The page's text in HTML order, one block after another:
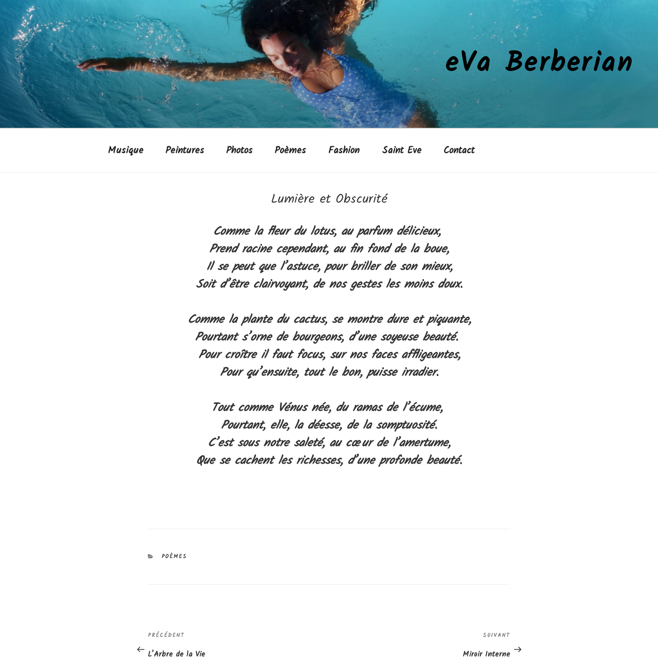
au
contenu
principal
eVa Berberian
Musique Peintures Photos Poèmes Fashion Saint Eve Contact
Lumière et Obscurité
Comme la fleur du lotus, au parfum délicieux,
Prend racine cependant, au fin fond de la boue,
Il se peut que l’astuce, pour briller de son mieux,
Soit d’être clairvoyant, de nos gestes les moins doux.
Comme la plante du cactus, se montre dure et piquante,
Pourtant s’orne de bourgeons, d’une soyeuse beauté.
Pour croître il faut focus, sur nos faces affligeantes,
Pour qu’ensuite, tout le bon, puisse irradier.
Tout comme Vénus née, du ramas de l’écume,
Pourtant, elle, la déesse, de la somptuosité.
C’est sous notre saleté, au cœur de l’amertume,
Que se cachent les richesses, d’une profonde beauté.
CATÉGORIES
POÈMES
Navigation
de
Article
PRÉCÉDENT
L’Arbre de la Vie
SUIVANT
Miroir Interne